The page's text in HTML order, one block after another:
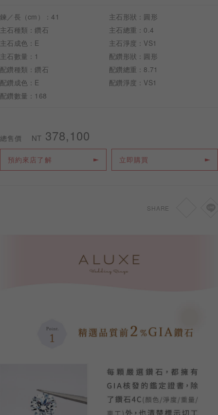
預約來店
鍊／長（cm）：41
主石形狀：圓形
主石種類：鑽石
主石總重：0.4
主石成色：E
主石淨度：VS1
主石數量：1
配鑽形狀：圓形
配鑽種類：鑽石
配鑽總重：8.71
配鑽成色：E
配鑽淨度：VS1
配鑽數量：168
總售價 NT 378,100
立即購買
預約來店了解
SHARE